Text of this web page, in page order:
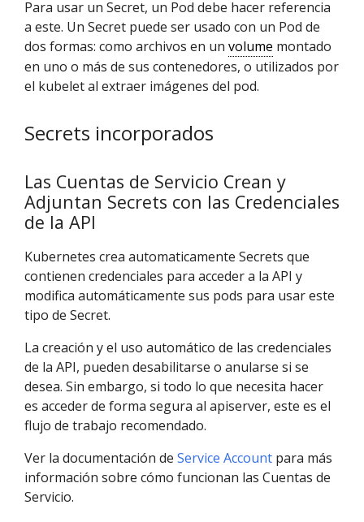
Para usar un Secret, un Pod debe hacer referencia
a este. Un Secret puede ser usado con un Pod de
dos formas: como archivos en un volume montado
en uno o más de sus contenedores, o utilizados por
el kubelet al extraer imágenes del pod.
Secrets incorporados
Las Cuentas de Servicio Crean y
Adjuntan Secrets con las Credenciales
de la API
Kubernetes crea automaticamente Secrets que
contienen credenciales para acceder a la API y
modifica automáticamente sus pods para usar este
tipo de Secret.
La creación y el uso automático de las credenciales
de la API, pueden desabilitarse o anularse si se
desea. Sin embargo, si todo lo que necesita hacer
es acceder de forma segura al apiserver, este es el
flujo de trabajo recomendado.
Ver la documentación de Service Account para más
información sobre cómo funcionan las Cuentas de
Servicio.